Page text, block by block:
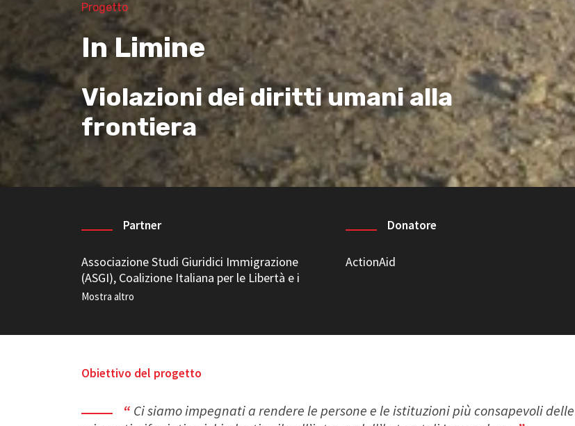
Progetto
In Limine
Violazioni dei diritti umani alla
frontiera
Partner
Associazione Studi Giuridici Immigrazione
(ASGI), Coalizione Italiana per le Libertà e i
Diritti Civili (CILD), Indiewatch
Donatore
ActionAid
Obiettivo del progetto
Ci siamo impegnati a rendere le persone e le istituzioni più consapevoli